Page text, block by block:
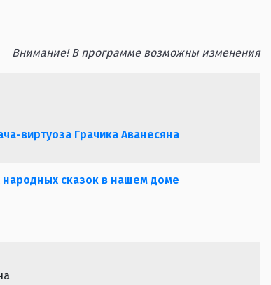
Внимание! В программе возможны изменения
виртуоза Грачика Аванесяна
сказок в нашем доме